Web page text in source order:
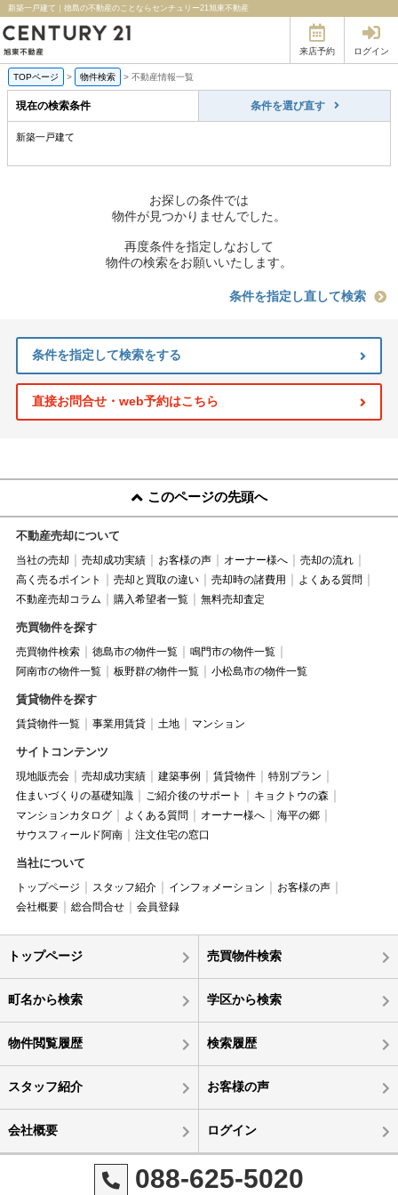
新築一戸建て｜徳島の不動産のことならセンチュリー21旭東不動産
来店予約 ログイン
TOPページ > 物件検索 > 不動産情報一覧
現在の検索条件 条件を選び直す
新築一戸建て
お探しの条件では
物件が見つかりませんでした。
再度条件を指定しなおして
物件の検索をお願いいたします。
条件を指定し直して検索
条件を指定して検索をする
直接お問合せ・web予約はこちら
このページの先頭へ
不動産売却について
当社の売却 売却成功実績 お客様の声 オーナー様へ
売却の流れ
高く売るポイント
売却と買取の違い 売却時の諸費用
よくある質問
不動産売却コラム
購入希望者一覧 無料売却査定
売買物件を探す
売買物件検索 徳島市の物件一覧
鳴門市の物件一覧
阿南市の物件一覧
板野群の物件一覧 小松島市の物件一覧
賃貸物件を探す
賃貸物件一覧 事業用賃貸 土地 マンション
サイトコンテンツ
現地販売会 売却成功実績 建築事例 賃貸物件
特別プラン
住まいづくりの基礎知識
ご紹介後のサポート
キョクトウの森
マンションカタログ
よくある質問 オーナー様へ
海平の郷
サウスフィールド阿南
注文住宅の窓口
当社について
トップページ スタッフ紹介 インフォメーション
お客様の声
会社概要
総合問合せ 会員登録
トップページ 売買物件検索
町名から検索 学区から検索
物件閲覧履歴 検索履歴
スタッフ紹介 お客様の声
会社概要 ログイン
088-625-5020